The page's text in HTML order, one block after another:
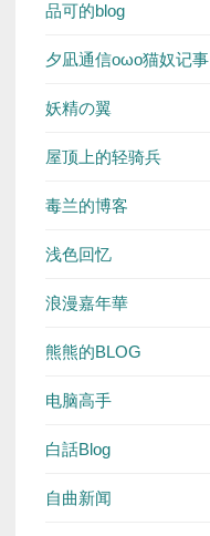
品可的blog
夕凪通信oωo猫奴记事
妖精の翼
屋顶上的轻骑兵
毒兰的博客
浅色回忆
浪漫嘉年華
熊熊的BLOG
电脑高手
白話Blog
自曲新闻